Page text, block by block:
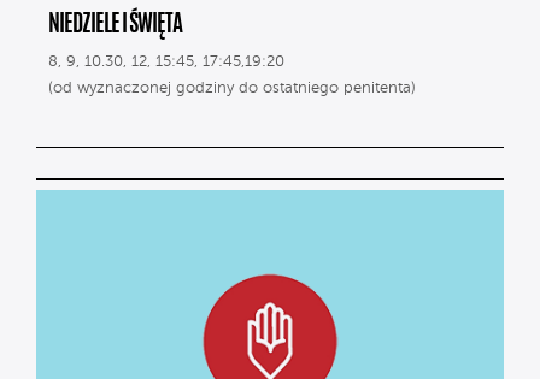
NIEDZIELE I ŚWIĘTA
8, 9, 10.30, 12, 15:45, 17:45,19:20
(od wyznaczonej godziny do ostatniego penitenta)